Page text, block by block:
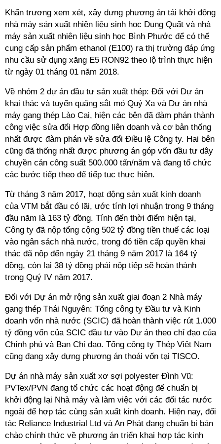
Khẩn trương xem xét, xây dựng phương án tái khởi động
nhà máy sản xuất nhiên liệu sinh học Dung Quất và nhà
máy sản xuất nhiên liệu sinh học Bình Phước để có thể
cung cấp sản phẩm ethanol (E100) ra thị trường đáp ứng
nhu cầu sử dụng xăng E5 RON92 theo lộ trình thực hiện
từ ngày 01 tháng 01 năm 2018.
Về nhóm 2 dự án đầu tư sản xuất thép: Đối với Dự án
khai thác và tuyển quặng sắt mỏ Quý Xa và Dự án nhà
máy gang thép Lào Cai, hiện các bên đã đàm phán thành
công việc sửa đổi Hợp đồng liên doanh và cơ bản thống
nhất được đàm phán về sửa đổi Điều lệ Công ty. Hai bên
cũng đã thống nhất được phương án góp vốn đầu tư dây
chuyền cán công suất 500.000 tấn/năm và đang tổ chức
các bước tiếp theo để tiếp tục thực hiện.
Từ tháng 3 năm 2017, hoạt động sản xuất kinh doanh
của VTM bắt đầu có lãi, ước tính lợi nhuận trong 9 tháng
đầu năm là 163 tỷ đồng. Tính đến thời điểm hiện tại,
Công ty đã nộp tổng cộng 502 tỷ đồng tiền thuế các loại
vào ngân sách nhà nước, trong đó tiền cấp quyền khai
thác đã nộp đến ngày 21 tháng 9 năm 2017 là 164 tỷ
đồng, còn lại 38 tỷ đồng phải nộp tiếp sẽ hoàn thành
trong Quý IV năm 2017.
Đối với Dự án mở rộng sản xuất giai đoạn 2 Nhà máy
gang thép Thái Nguyên: Tổng công ty Đầu tư và Kinh
doanh vốn nhà nước (SCIC) đã hoàn thành việc rút 1.000
tỷ đồng vốn của SCIC đầu tư vào Dự án theo chỉ đạo của
Chính phủ và Ban Chỉ đạo. Tổng công ty Thép Việt Nam
cũng đang xây dựng phương án thoái vốn tại TISCO.
Dự án nhà máy sản xuất xơ sợi polyester Đình Vũ:
PVTex/PVN đang tổ chức các hoạt động để chuẩn bị
khởi động lại Nhà máy và làm việc với các đối tác nước
ngoài để hợp tác cùng sản xuất kinh doanh. Hiện nay, đối
tác Reliance Industrial Ltd và An Phát đang chuẩn bị bản
chào chính thức về phương án triển khai hợp tác kinh